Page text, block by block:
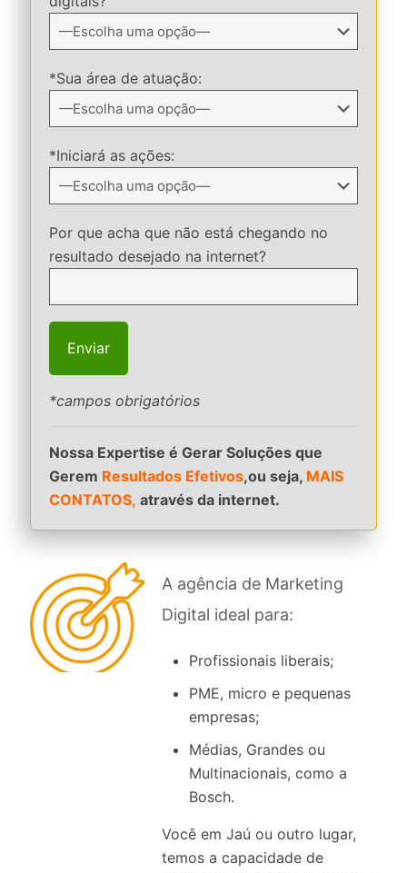
*Sua área de atuação:
*Iniciará as ações:
Por que acha que não está chegando no
resultado desejado na internet?
*campos obrigatórios
Nossa Expertise é Gerar Soluções que
Gerem Resultados Efetivos,ou seja, MAIS
CONTATOS, através da internet.
A agência de Marketing
Digital ideal para:
Profissionais liberais;
PME, micro e pequenas
empresas;
Médias, Grandes ou
Multinacionais, como a
Bosch.
Você em Jaú ou outro lugar,
temos a capacidade de